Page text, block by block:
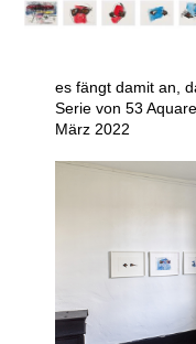
es fängt damit an,
Serie von 53
März 2022